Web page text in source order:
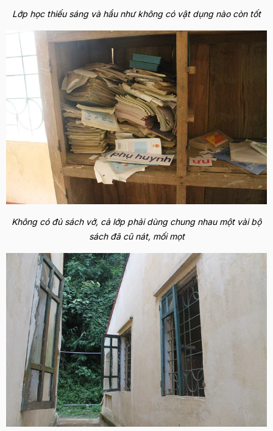
Lớp học thiếu sáng và hầu như không có vật dụng nào còn tốt
Không có đủ sách vở, cả lớp phải dùng chung nhau một vài bộ
sách đã cũ nát, mối mọt